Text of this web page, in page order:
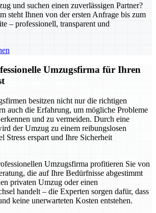
und suchen einen zuverlässigen Partner?
steht Ihnen von der ersten Anfrage bis zum
– professionell, transparent und
Umzugsfirma für Ihren
besitzen nicht nur die richtigen
auch die Erfahrung, um mögliche Probleme
und zu vermeiden. Durch eine
der Umzug zu einem reibungslosen
Stress erspart und Ihre Sicherheit
Umzugsfirma profitieren Sie von
die auf Ihre Bedürfnisse abgestimmt
privaten Umzug oder einen
handelt – die Experten sorgen dafür, dass
keine unerwarteten Kosten entstehen.